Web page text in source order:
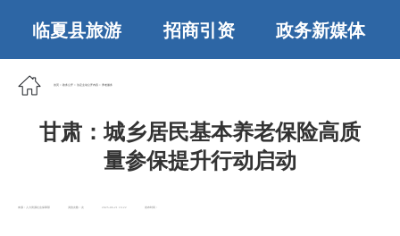
临夏县旅游 招商引资 政务新媒体
首页 政务公开 法定主动公开内容 养老服务
甘肃：城乡居民基本养老保险高质
量参保提升行动启动
来源：人力资源社会保障部 浏览次数： 发布时间：
2025-06-21 16:22